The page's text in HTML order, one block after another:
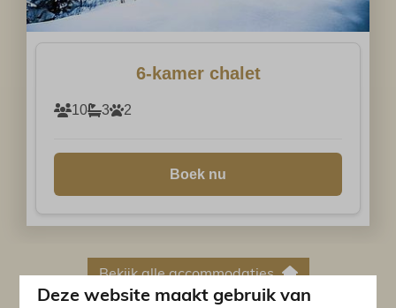
6-kamer chalet
10 3 2
Boek nu
Bekijk alle accommodaties
Deze website maakt gebruik van